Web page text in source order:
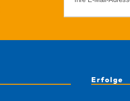
Erfolge